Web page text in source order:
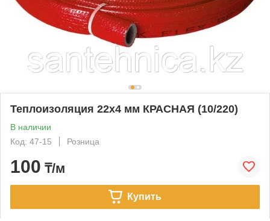
Теплоизоляция 22x4 мм КРАСНАЯ (10/220)
В наличии
Код: 47-15
Розница
100 ₸/м
Купить